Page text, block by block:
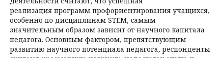
реализация программ профориентирования учащихся,
особенно по дисциплинам STEM, самым
значительным образом зависит от научного капитала
педагога. Основным фактором, препятствующим
развитию научного потенциала педагога, респонденты